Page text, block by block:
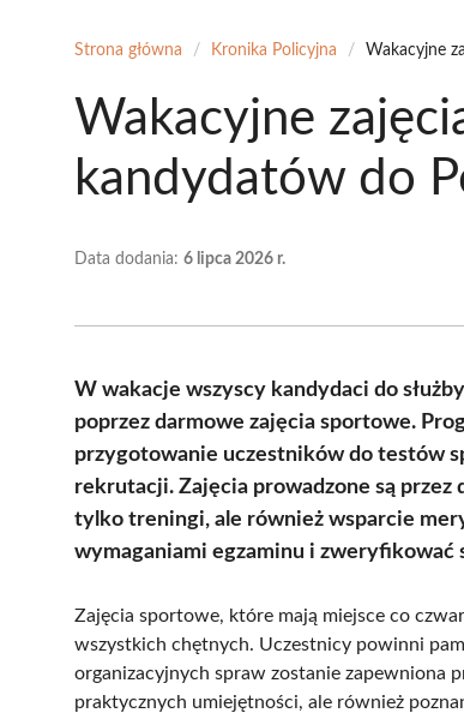
Strona główna / Kronika Policyjna / Wakacyjne
Wakacyjne
kandydatów do
Data dodania: 6 lipca 2026 r.
W wakacje wszyscy kandydaci do
poprzez darmowe zajęcia sportowe.
przygotowanie uczestników do testów
rekrutacji. Zajęcia prowadzone są
tylko treningi, ale również wsparcie
wymaganiami egzaminu i zweryfikować
Zajęcia sportowe, które mają miejsce co
wszystkich chętnych. Uczestnicy powinni
organizacyjnych spraw zostanie zapewniona
praktycznych umiejętności, ale również